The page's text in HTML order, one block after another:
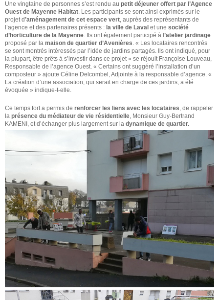
Une vingtaine de personnes s’est rendu au petit déjeuner offert par l’Agence
Ouest de Mayenne Habitat. Les participants se sont ainsi exprimés sur le
projet d’aménagement de cet espace vert, auprès des représentants de
l’agence et des partenaires présents : la ville de Laval et une société
d’horticulture de la Mayenne. Ils ont également participé à l ’atelier jardinage
proposé par la maison de quartier d’Avenières. « Les locataires rencontrés
se sont montrés intéressés par l’idée de jardins partagés. Ils ont indiqué, pour
la plupart, être prêts à s’investir dans ce projet » se réjouit Françoise Louveau,
Responsable de l’agence Ouest. « Certains ont suggéré l’installation d’un
composteur » ajoute Céline Delcombel, Adjointe à la responsable d’agence. «
La création d’une association, qui serait en charge de ces jardins, a été
évoquée » indique-t-elle.
Ce temps fort a permis de renforcer les liens avec les locataires, de rappeler
la présence du médiateur de vie résidentielle, Monsieur Guy-Bertrand
KAMENI, et d’échanger plus largement sur la dynamique de quartier.